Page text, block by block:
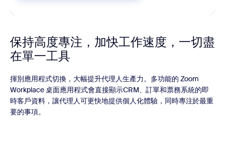
保持高度專注，加快工作速度，一切盡
在單一工具
揮別應用程式切換，大幅提升代理人生產力。多功能的 Zoom
Workplace 桌面應用程式會直接顯示CRM、訂單和票務系統的即
時客戶資料，讓代理人可更快地提供個人化體驗，同時專注於最重
要的事項。